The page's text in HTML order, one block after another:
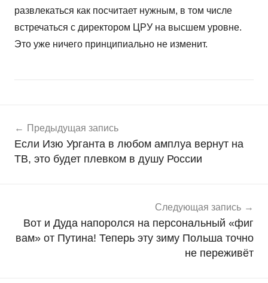
развлекаться как посчитает нужным, в том числе
встречаться с директором ЦРУ на высшем уровне.
Это уже ничего принципиально не изменит.
о
в
о
по
записям
Предыдущая запись
Если Изю Урганта в любом амплуа вернут на
ТВ, это будет плевком в душу России
Следующая запись
Вот и Дуда напоролся на персональный «фиг
вам» от Путина! Теперь эту зиму Польша точно
не переживёт